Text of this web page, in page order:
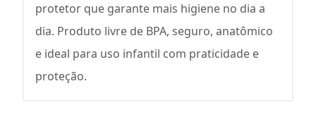
protetor que garante mais higiene no dia a
dia. Produto livre de BPA, seguro, anatômico
e ideal para uso infantil com praticidade e
proteção.